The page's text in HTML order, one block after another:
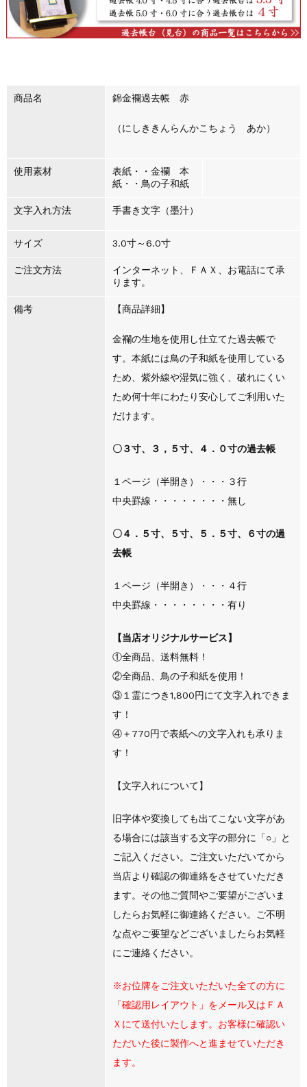
商品名 錦金襴過去帳 赤
（にしききんらんかこちょう あか）
使用素材
表紙・・金襴 本
紙・・鳥の子和紙
文字入れ方法 手書き文字（墨汁）
サイズ 3.0寸～6.0寸
ご注文方法
インターネット、ＦＡＸ、お電話にて承
ります。
備考 【商品詳細】
金襴の生地を使用し仕立てた過去帳で
す。本紙には鳥の子和紙を使用している
ため、紫外線や湿気に強く、破れにくい
ため何十年にわたり安心してご利用いた
だけます。
〇３寸、３，５寸、４．０寸の過去帳
１ページ（半開き）・・・３行
中央罫線・・・・・・・・無し
〇４．５寸、５寸、５．５寸、６寸の過
去帳
１ページ（半開き）・・・４行
中央罫線・・・・・・・・有り
【当店オリジナルサービス】
①全商品、送料無料！
②全商品、鳥の子和紙を使用！
③１霊につき1,800円にて文字入れできま
す！
④＋770円で表紙への文字入れも承りま
す！
【文字入れについて】
旧字体や変換しても出てこない文字があ
る場合には該当する文字の部分に「○」と
ご記入ください。ご注文いただいてから
当店より確認の御連絡をさせていただき
ます。その他ご質問やご要望がございま
したらお気軽に御連絡ください。ご不明
な点やご要望などございましたらお気軽
にご連絡ください。
※お位牌をご注文いただいた全ての方に
「確認用レイアウト」をメール又はＦＡ
Ｘにて送付いたします。お客様に確認い
ただいた後に製作へと進ませていただき
ます。